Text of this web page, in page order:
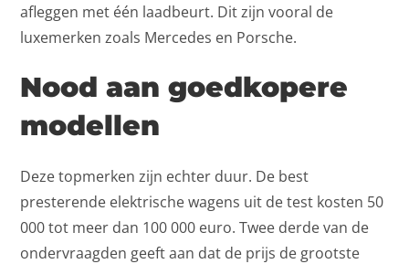
afleggen met één laadbeurt. Dit zijn vooral de
luxemerken zoals Mercedes en Porsche.
Nood aan goedkopere
modellen
Deze topmerken zijn echter duur. De best
presterende elektrische wagens uit de test kosten 50
000 tot meer dan 100 000 euro. Twee derde van de
ondervraagden geeft aan dat de prijs de grootste